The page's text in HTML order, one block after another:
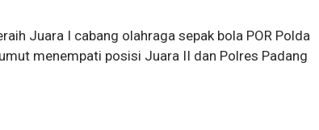
Juara I cabang olahraga sepak bola POR Polda
menempati posisi Juara II dan Polres Padang